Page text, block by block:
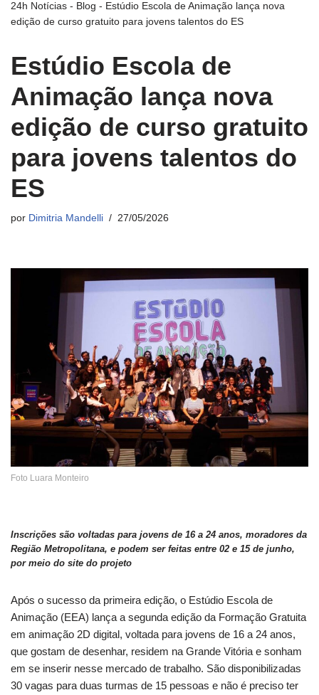
24h Notícias - Blog - Estúdio Escola de Animação lança nova
edição de curso gratuito para jovens talentos do ES
Estúdio Escola de
Animação lança nova
edição de curso gratuito
para jovens talentos do
ES
por Dimitria Mandelli 27/05/2026
Foto Luara Monteiro
Inscrições são voltadas para jovens de 16 a 24 anos, moradores da
Região Metropolitana, e podem ser feitas entre 02 e 15 de junho,
por meio do site do projeto
Após o sucesso da primeira edição, o Estúdio Escola de
Animação (EEA) lança a segunda edição da Formação Gratuita
em animação 2D digital, voltada para jovens de 16 a 24 anos,
que gostam de desenhar, residem na Grande Vitória e sonham
em se inserir nesse mercado de trabalho. São disponibilizadas
30 vagas para duas turmas de 15 pessoas e não é preciso ter